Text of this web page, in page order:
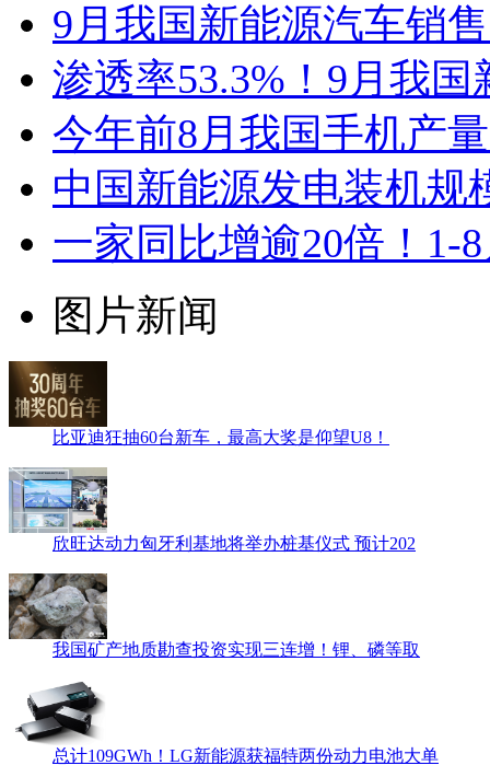
9月我国新能源汽车销
渗透率53.3%！9月我
今年前8月我国手机产
中国新能源发电装机规
一家同比增逾20倍！1-
图片新闻
比亚迪狂抽60台新车，最高大奖是仰望U8！
欣旺达动力匈牙利基地将举办桩基仪式 预计202
我国矿产地质勘查投资实现三连增！锂、磷等取
总计109GWh！LG新能源获福特两份动力电池大单